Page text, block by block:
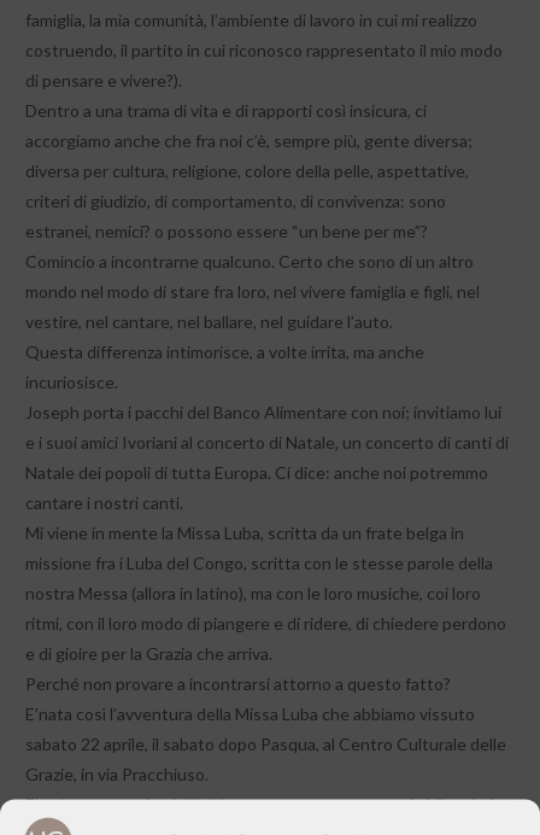
famiglia, la mia comunità, l’ambiente di lavoro in cui mi realizzo
costruendo, il partito in cui riconosco rappresentato il mio modo
di pensare e vivere?).
Dentro a una trama di vita e di rapporti così insicura, ci
accorgiamo anche che fra noi c’è, sempre più, gente diversa;
diversa per cultura, religione, colore della pelle, aspettative,
criteri di giudizio, di comportamento, di convivenza: sono
estranei, nemici? o possono essere “un bene per me”?
Comincio a incontrarne qualcuno. Certo che sono di un altro
mondo nel modo di stare fra loro, nel vivere famiglia e figli, nel
vestire, nel cantare, nel ballare, nel guidare l’auto.
Questa differenza intimorisce, a volte irrita, ma anche
incuriosisce.
Joseph porta i pacchi del Banco Alimentare con noi; invitiamo lui
e i suoi amici Ivoriani al concerto di Natale, un concerto di canti di
Natale dei popoli di tutta Europa. Ci dice: anche noi potremmo
cantare i nostri canti.
Mi viene in mente la Missa Luba, scritta da un frate belga in
missione fra i Luba del Congo, scritta con le stesse parole della
nostra Messa (allora in latino), ma con le loro musiche, coi loro
ritmi, con il loro modo di piangere e di ridere, di chiedere perdono
e di gioire per la Grazia che arriva.
Perché non provare a incontrarsi attorno a questo fatto?
E’nata così l’avventura della Missa Luba che abbiamo vissuto
sabato 22 aprile, il sabato dopo Pasqua, al Centro Culturale delle
Grazie, in via Pracchiuso.
E’ un’avventura fin dall’inizio: per cantare e suonare la Missa Luba